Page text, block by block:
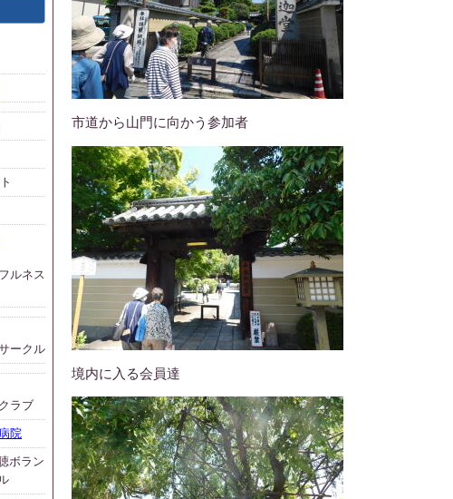
ルネス
ークル
ラブ
院
ボラン
市道から山門に向かう参加者
境内に入る会員達